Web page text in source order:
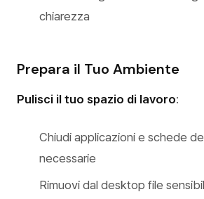
chiarezza
Prepara il Tuo Ambiente
Pulisci il tuo spazio di lavoro:
Chiudi applicazioni e schede
necessarie
Rimuovi dal desktop file